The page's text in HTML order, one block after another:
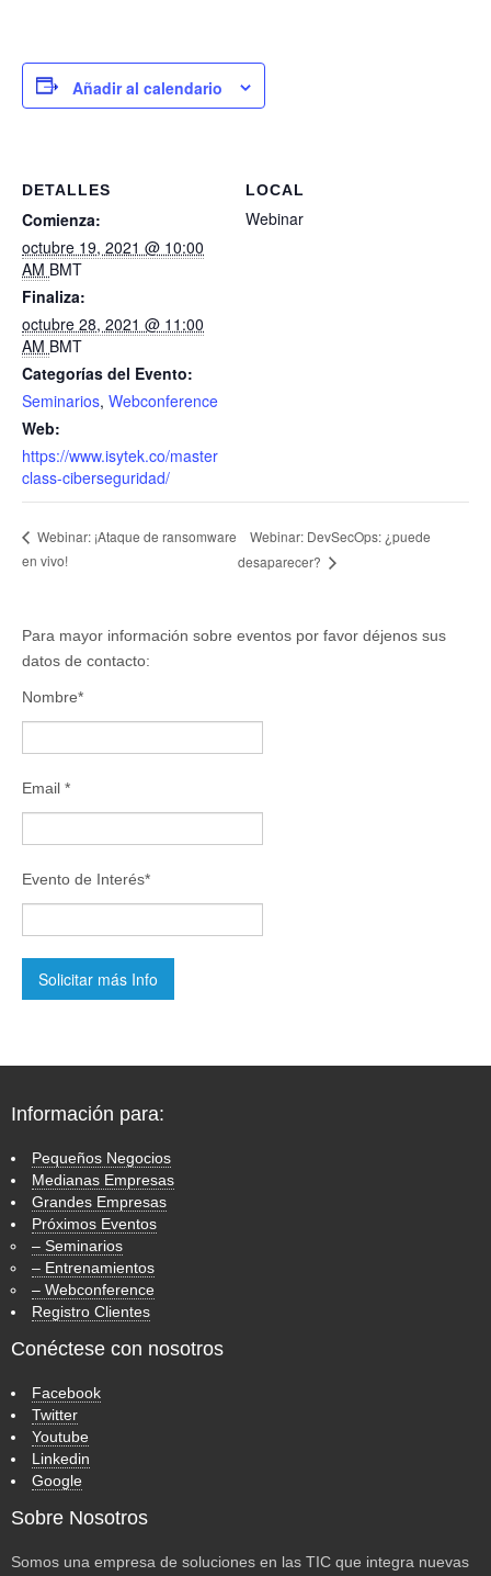
Añadir al calendario
DETALLES
Comienza:
octubre 19, 2021 @ 10:00
AM BMT
Finaliza:
octubre 28, 2021 @ 11:00
AM BMT
Categorías del Evento:
Seminarios, Webconference
Web:
https://www.isytek.co/master
class-ciberseguridad/
LOCAL
Webinar
Webinar: ¡Ataque de ransomware
en vivo!
Webinar: DevSecOps: ¿puede
desaparecer?
Para mayor información sobre eventos por favor déjenos sus
datos de contacto:
Nombre*
Email *
Evento de Interés*
Información para:
Pequeños Negocios
Medianas Empresas
Grandes Empresas
Próximos Eventos
– Seminarios
– Entrenamientos
– Webconference
Registro Clientes
Conéctese con nosotros
Facebook
Twitter
Youtube
Linkedin
Google
Sobre Nosotros
Somos una empresa de soluciones en las TIC que integra nuevas